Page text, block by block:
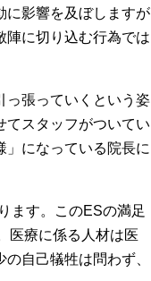
に影響を及ぼしますが
陣に切り込む行為では
っ張っていくという姿
てスタッフがついてい
」になっている院長に
ます。このESの満足
医療に係る人材は医
自己犠牲は問わず、